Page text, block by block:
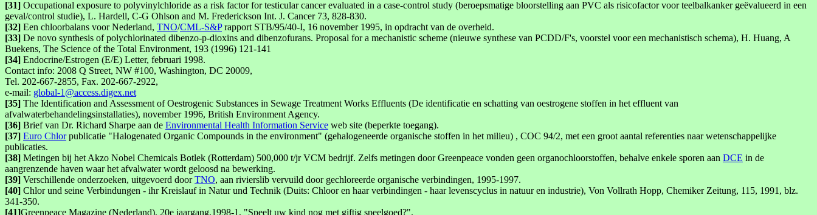
[31] Occupational exposure to polyvinylchloride as a risk factor for testicular cancer evaluated in a case-control study (beroepsmatige bloorstelling aan PVC als risicofactor voor teelbalkanker geëvalueerd in een
geval/control studie), L. Hardell, C-G Ohlson and M. Frederickson Int. J. Cancer 73, 828-830.
[32] Een chloorbalans voor Nederland, TNO/CML-S&Prapport STB/95/40-I, 16 november 1995, in opdracht van de overheid.
[33] De novo synthesis of polychlorinated dibenzo-p-dioxins and dibenzofurans. Proposal for a mechanistic scheme (nieuwe synthese van PCDD/F's, voorstel voor een mechanistisch schema), H. Huang, A
Buekens, The Science of the Total Environment, 193 (1996) 121-141
[34] Endocrine/Estrogen (E/E) Letter, februari 1998.
Contact info: 2008 Q Street, NW #100, Washington, DC 20009,
Tel. 202-667-2855, Fax. 202-667-2922,
e-mail: global-1@access.digex.net
[35] The Identification and Assessment of Oestrogenic Substances in Sewage Treatment Works Effluents (De identificatie en schatting van oestrogene stoffen in het effluent van
afvalwaterbehandelingsinstallaties), november 1996, British Environment Agency.
[36] Brief van Dr. Richard Sharpe aan de Environmental Health Information Service web site (beperkte toegang).
[37] Euro Chlorpublicatie "Halogenated Organic Compounds in the environment" (gehalogeneerde organische stoffen in het milieu) , COC 94/2, met een groot aantal referenties naar wetenschappelijke
publicaties.
[38] Metingen bij het Akzo Nobel Chemicals Botlek (Rotterdam) 500,000 t/jr VCM bedrijf. Zelfs metingen door Greenpeace vonden geen organochloorstoffen, behalve enkele sporen aan DCE in de
aangrenzende haven waar het afvalwater wordt geloosd na bewerking.
[39] Verschillende onderzoeken, uitgevoerd doorTNO, aan rivierslib vervuild door gechloreerde organische verbindingen, 1995-1997.
[40] Chlor und seine Verbindungen - ihr Kreislauf in Natur und Technik (Duits: Chloor en haar verbindingen - haar levenscyclus in natuur en industrie), Von Vollrath Hopp, Chemiker Zeitung, 115, 1991, blz.
341-350.
[41]Greenpeace Magazine (Nederland), 20e jaargang,1998-1, "Speelt uw kind nog met giftig speelgoed?".